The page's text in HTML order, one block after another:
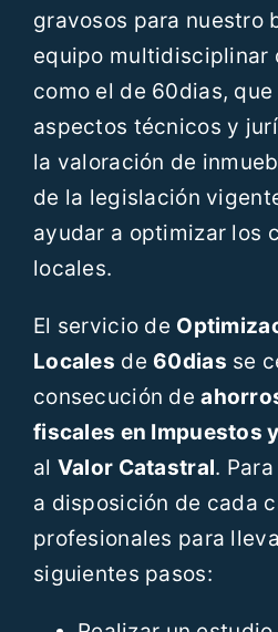
gravosos para nuestro
equipo multidisciplinar
como el de 60dias,
aspectos técnicos y
la valoración de
de la legislación
ayudar a optimizar los
locales.
El servicio de
Locales de 60dias se
consecución de
fiscales en Impuestos
al Valor Catastral.
a disposición de cada
profesionales para
siguientes pasos: